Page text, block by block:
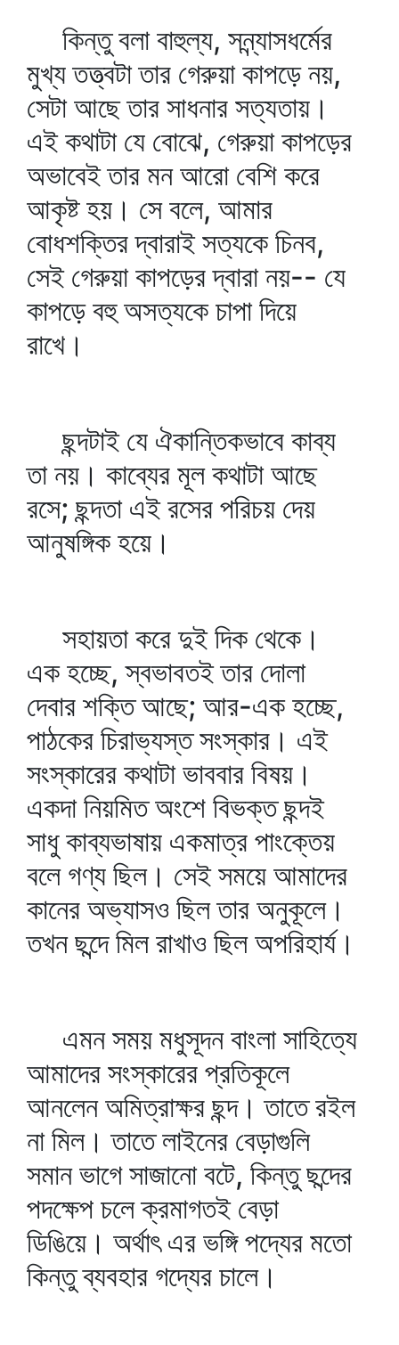
কিন্তু বলা বাহুল্য, সন্ন্যাসধর্মের
মুখ্য তত্ত্বটা তার গেরুয়া কাপড়ে নয়,
সেটা আছে তার সাধনার সত্যতায়।
এই কথাটা যে বোঝে, গেরুয়া কাপড়ের
অভাবেই তার মন আরো বেশি করে
আকৃষ্ট হয়। সে বলে, আমার
বোধশক্তির দ্বারাই সত্যকে চিনব,
সেই গেরুয়া কাপড়ের দ্বারা নয়-- যে
কাপড়ে বহু অসত্যকে চাপা দিয়ে
রাখে।
ছন্দটাই যে ঐকান্তিকভাবে কাব্য
তা নয়। কাব্যের মূল কথাটা আছে
রসে; ছন্দতা এই রসের পরিচয় দেয়
আনুষঙ্গিক হয়ে।
সহায়তা করে দুই দিক থেকে।
এক হচ্ছে, স্বভাবতই তার দোলা
দেবার শক্তি আছে; আর-এক হচ্ছে,
পাঠকের চিরাভ্যস্ত সংস্কার। এই
সংস্কারের কথাটা ভাববার বিষয়।
একদা নিয়মিত অংশে বিভক্ত ছন্দই
সাধু কাব্যভাষায় একমাত্র পাংক্তেয়
বলে গণ্য ছিল। সেই সময়ে আমাদের
কানের অভ্যাসও ছিল তার অনুকূলে।
তখন ছন্দে মিল রাখাও ছিল অপরিহার্য।
এমন সময় মধুসূদন বাংলা সাহিত্যে
আমাদের সংস্কারের প্রতিকূলে
আনলেন অমিত্রাক্ষর ছন্দ। তাতে রইল
না মিল। তাতে লাইনের বেড়াগুলি
সমান ভাগে সাজানো বটে, কিন্তু ছন্দের
পদক্ষেপ চলে ক্রমাগতই বেড়া
ডিঙিয়ে। অর্থাৎ এর ভঙ্গি পদ্যের মতো
কিন্তু ব্যবহার গদ্যের চালে।